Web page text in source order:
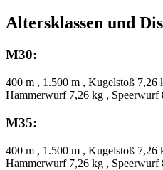
Altersklassen und
M30:
400 m , 1.500 m , Kugelstoß
Hammerwurf 7,26 kg , Speerwurf
M35:
400 m , 1.500 m , Kugelstoß
Hammerwurf 7,26 kg , Speerwurf